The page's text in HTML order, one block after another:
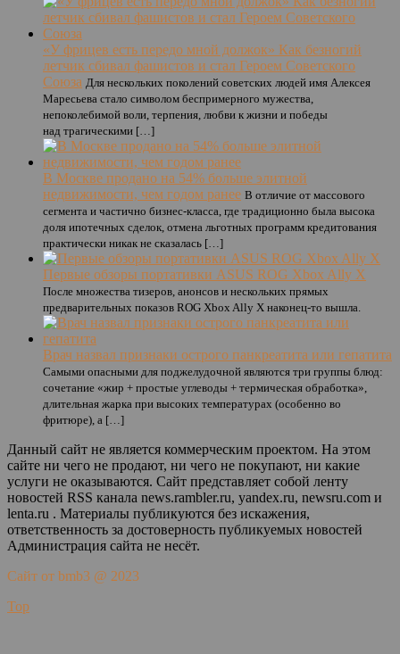
«У фрицев есть передо мной должок» Как безногий
летчик сбивал фашистов и стал Героем Советского
Союза Для нескольких поколений советских людей имя Алексея
Маресьева стало символом беспримерного мужества,
непоколебимой воли, терпения, любви к жизни и победы
над трагическими […]
В Москве продано на 54% больше элитной
недвижимости, чем годом ранее В отличие от массового
сегмента и частично бизнес-класса, где традиционно была высока
доля ипотечных сделок, отмена льготных программ кредитования
практически никак не сказалась […]
Первые обзоры портативки ASUS ROG Xbox Ally X
После множества тизеров, анонсов и нескольких прямых
предварительных показов ROG Xbox Ally X наконец-то вышла.
Врач назвал признаки острого панкреатита или гепатита
Самыми опасными для поджелудочной являются три группы блюд:
сочетание «жир + простые углеводы + термическая обработка»,
длительная жарка при высоких температурах (особенно во
фритюре), а […]
Данный сайт не является коммерческим проектом. На этом
сайте ни чего не продают, ни чего не покупают, ни какие
услуги не оказываются. Сайт представляет собой ленту
новостей RSS канала news.rambler.ru, yandex.ru, newsru.com и
lenta.ru . Материалы публикуются без искажения,
ответственность за достоверность публикуемых новостей
Администрация сайта не несёт.
Сайт от bmb3 @ 2023
Top